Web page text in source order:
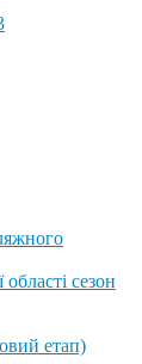
сезон
етап)